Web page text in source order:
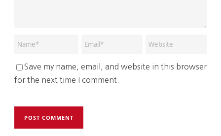
Save my name, email, and website in this browser
for the next time I comment.